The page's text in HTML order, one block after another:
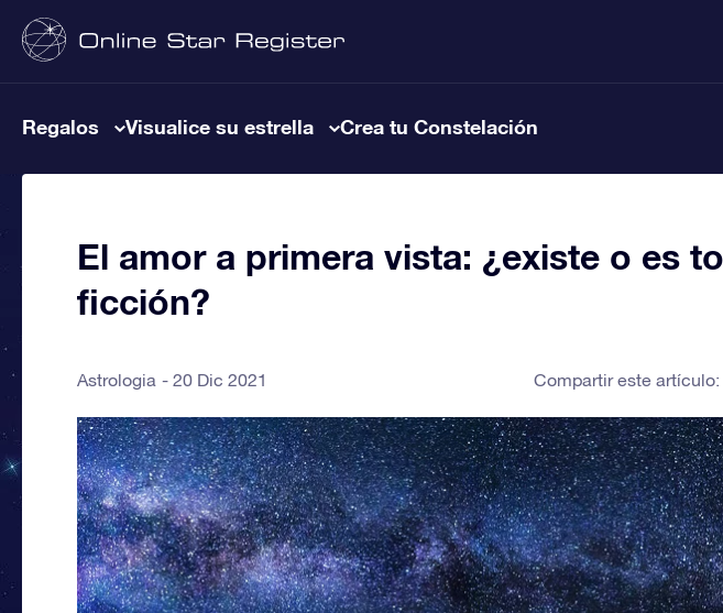
Regalos Visualice su estrella Crea tu Constelación
El amor a primera vista: ¿existe o es
ficción?
Astrologia 20 Dic 2021 Compartir este artículo: